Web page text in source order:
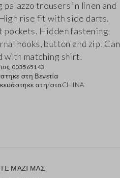
trousers in linen and
rise fit with side darts.
pockets. Hidden fastening
hooks, button and zip. Can
with matching shirt.
003565143
στη Βενετία
στη/στοCHINA
ΜΑΖΙ ΜΑΣ